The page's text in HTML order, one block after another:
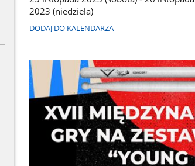
2023 (niedziela)
DODAJ DO KALENDARZA